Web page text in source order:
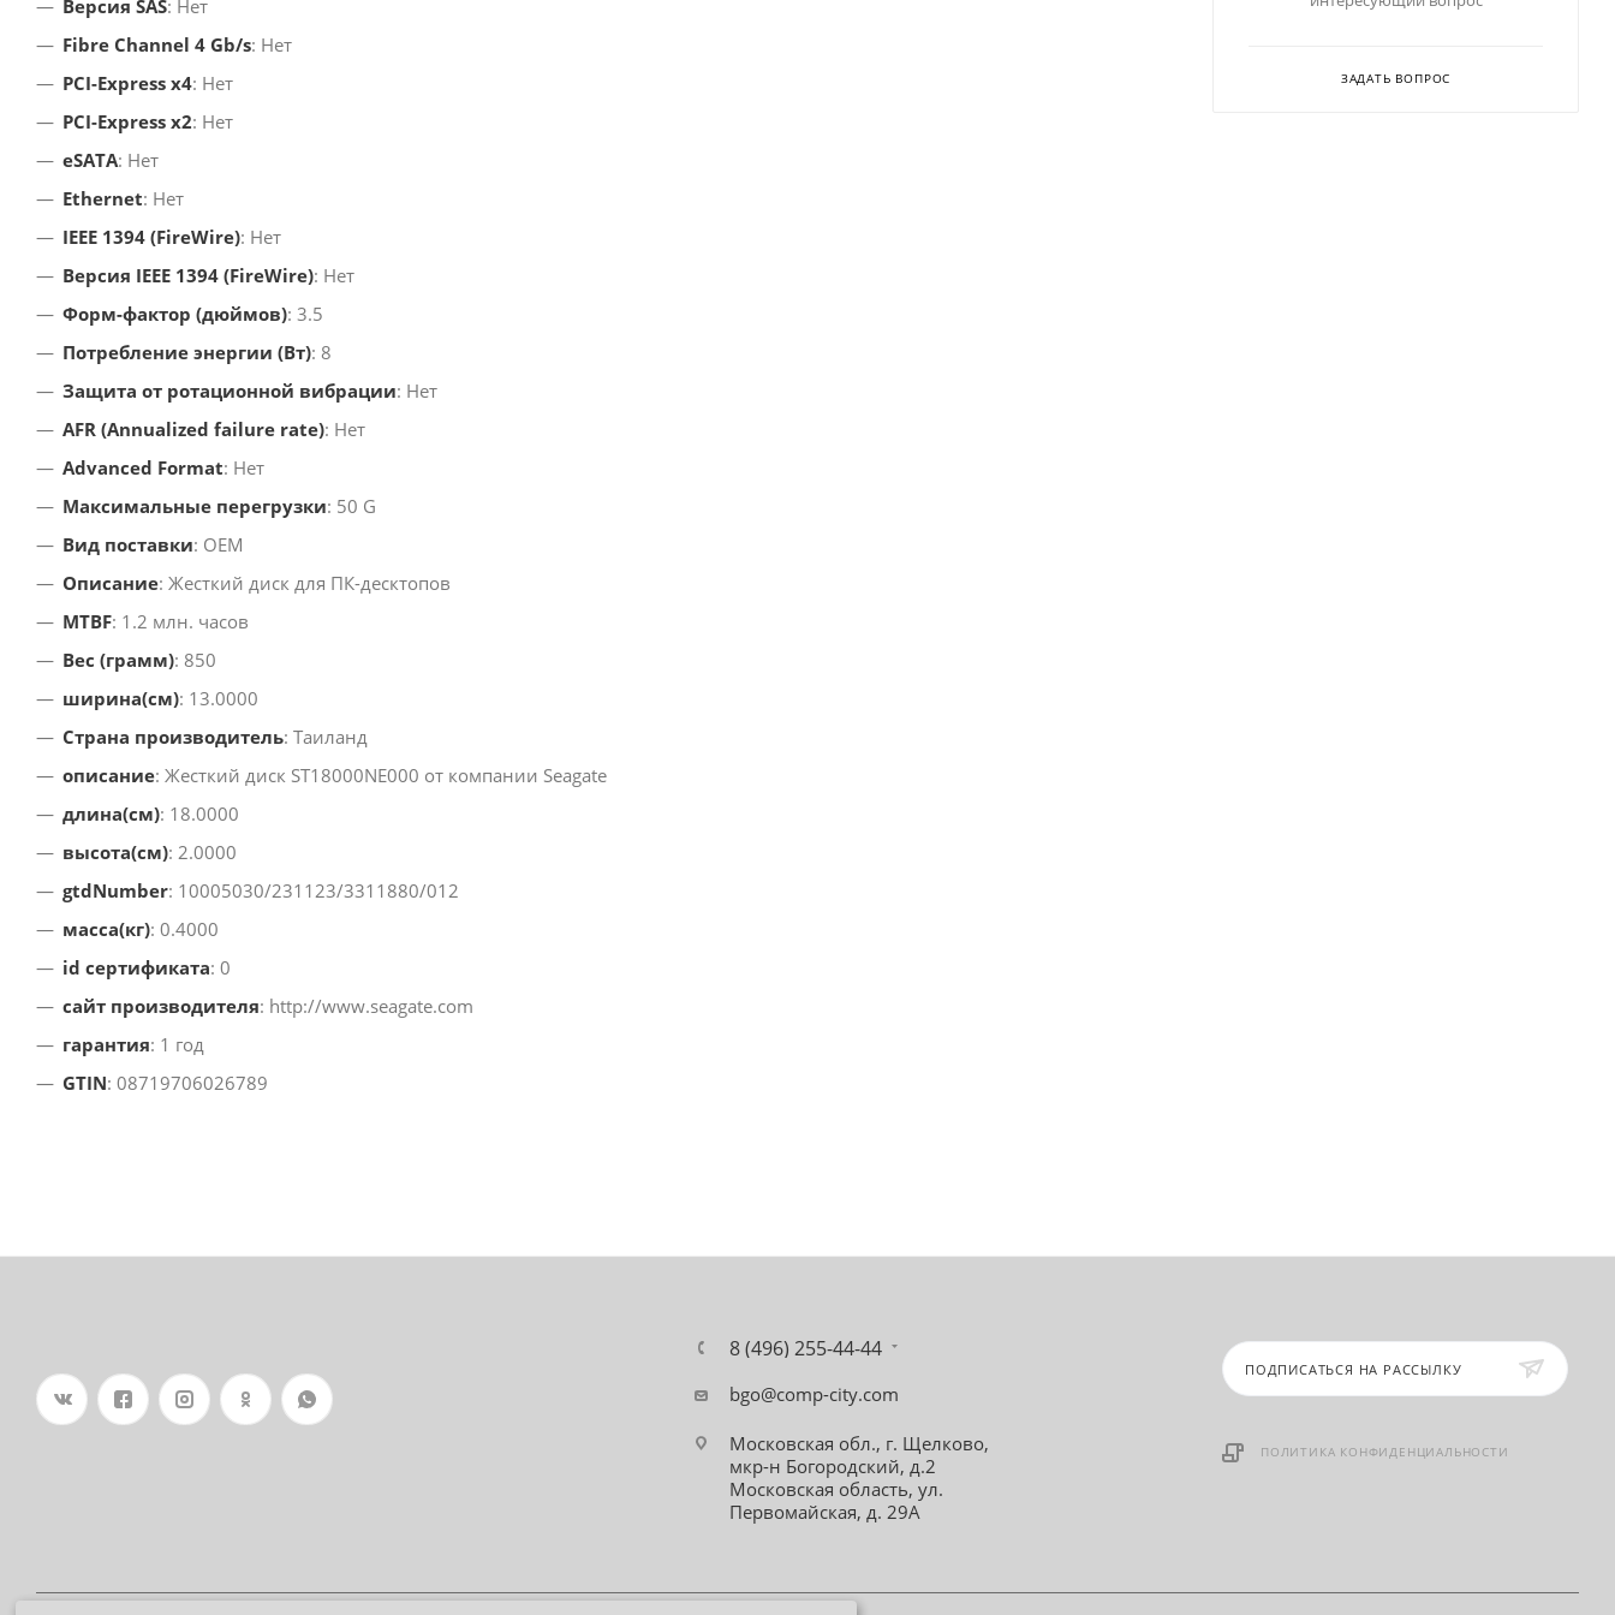
Версия SAS: Нет
Fibre Channel 4 Gb/s: Нет
PCI-Express x4: Нет
PCI-Express x2: Нет
eSATA: Нет
Ethernet: Нет
IEEE 1394 (FireWire): Нет
Версия IEEE 1394 (FireWire): Нет
Форм-фактор (дюймов): 3.5
Потребление энергии (Вт): 8
Защита от ротационной вибрации: Нет
AFR (Annualized failure rate): Нет
Advanced Format: Нет
Максимальные перегрузки: 50 G
Вид поставки: OEM
Описание: Жесткий диск для ПК-десктопов
MTBF: 1.2 млн. часов
Вес (грамм): 850
ширина(см): 13.0000
Страна производитель: Таиланд
описание: Жесткий диск ST18000NE000 от компании Seagate
длина(см): 18.0000
высота(см): 2.0000
gtdNumber: 10005030/231123/3311880/012
масса(кг): 0.4000
id сертификата: 0
сайт производителя: http://www.seagate.com
гарантия: 1 год
GTIN: 08719706026789
ЗАДАТЬ ВОПРОС
8 (496) 255-44-44
bgo@comp-city.com
Московская обл., г. Щелково,
мкр-н Богородский, д.2
Московская область, ул.
Первомайская, д. 29А
ПОДПИСАТЬСЯ НА РАССЫЛКУ
ПОЛИТИКА КОНФИДЕНЦИАЛЬНОСТИ